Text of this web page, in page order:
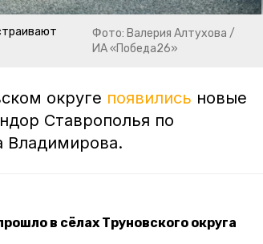
Фото: Валерия Алтухова /
ИА «Победа26»
округе появились новые
Ставрополья по
Владимирова.
в сёлах Труновского округа